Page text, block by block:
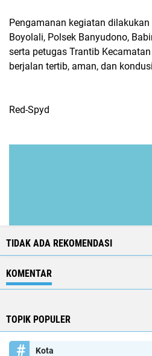
Pengamanan kegiatan dilakukan
Boyolali, Polsek Banyudono,
serta petugas Trantib
berjalan tertib, aman, dan
Red-Spyd
TIDAK ADA REKOMENDASI
KOMENTAR
TOPIK POPULER
Kota